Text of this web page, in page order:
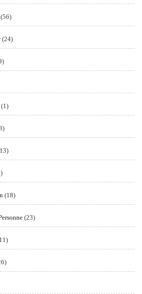
(56)
(24)
(1)
(18)
(23)